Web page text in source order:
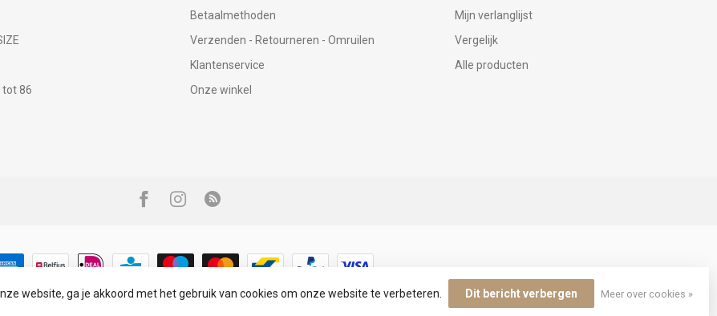
tot 86
Betaalmethoden
Verzenden - Retourneren - Omruilen
Klantenservice
Onze winkel
Mijn verlanglijst
Vergelijk
Alle producten
© Copyright 2026 Infinity Fashion
website, ga je akkoord met het gebruik van cookies om onze website te verbeteren. Dit bericht verbergen Meer over cookies »